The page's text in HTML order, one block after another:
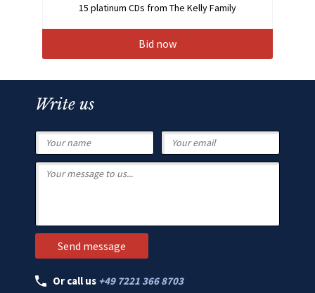
15 platinum CDs from The Kelly Family
Bid now
Write us
Or call us +49 7221 366 8703